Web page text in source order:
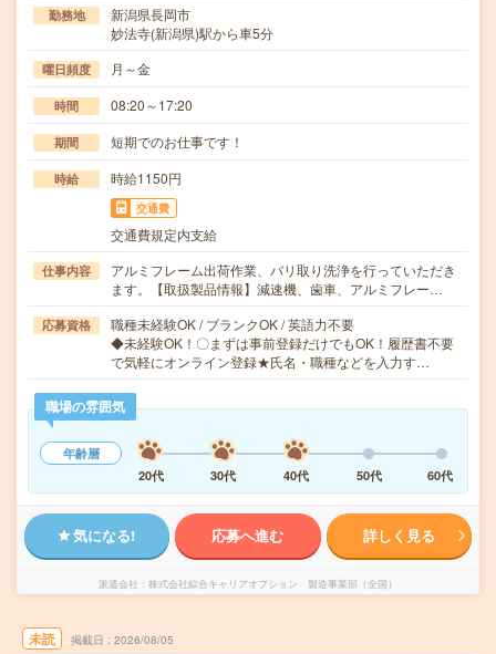
勤務地
新潟県長岡市
妙法寺(新潟県)駅から車5分
曜日頻度 月～金
時間 08:20～17:20
期間 短期でのお仕事です！
時給 時給1150円
交通費
交通費規定内支給
仕事内容
アルミフレーム出荷作業、バリ取り洗浄を行っていただき
ます。【取扱製品情報】減速機、歯車、アルミフレー…
応募資格
職種未経験OK / ブランクOK / 英語力不要
◆未経験OK！〇まずは事前登録だけでもOK！履歴書不要
で気軽にオンライン登録★氏名・職種などを入力す…
職場の雰囲気
年齢層
20代
30代 40代 50代 60代
気になる! 応募へ進む 詳しく見る
派遣会社 株式会社綜合キャリアオプション 製造事業部（全国）
未読 掲載日 2026/08/05